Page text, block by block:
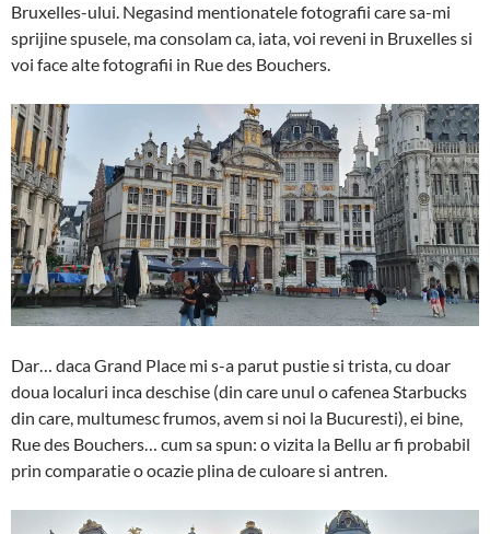
Bruxelles-ului. Negasind mentionatele fotografii care sa-mi
sprijine spusele, ma consolam ca, iata, voi reveni in Bruxelles si
voi face alte fotografii in Rue des Bouchers.
Dar… daca Grand Place mi s-a parut pustie si trista, cu doar
doua localuri inca deschise (din care unul o cafenea Starbucks
din care, multumesc frumos, avem si noi la Bucuresti), ei bine,
Rue des Bouchers… cum sa spun: o vizita la Bellu ar fi probabil
prin comparatie o ocazie plina de culoare si antren.